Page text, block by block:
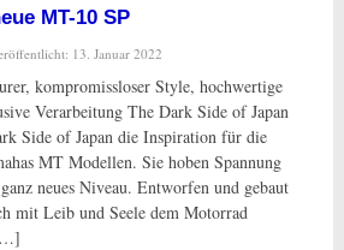
MT-10 SP
13. Januar 2022
kompromissloser Style, hochwertige
Verarbeitung The Dark Side of Japan
Side of Japan die Inspiration für die
MT Modellen. Sie hoben Spannung
neues Niveau. Entworfen und gebaut
mit Leib und Seele dem Motorrad